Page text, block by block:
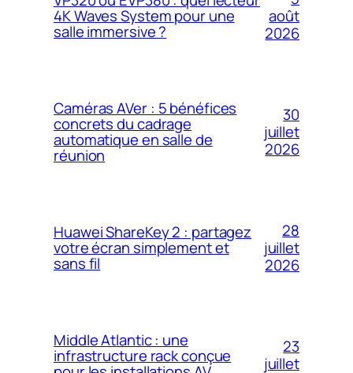
4K Waves System pour une
salle immersive ?
août
2026
Caméras AVer : 5 bénéfices
concrets du cadrage
automatique en salle de
réunion
30
juillet
2026
Huawei ShareKey 2 : partagez
votre écran simplement et
sans fil
28
juillet
2026
Middle Atlantic : une
infrastructure rack conçue
23
juillet